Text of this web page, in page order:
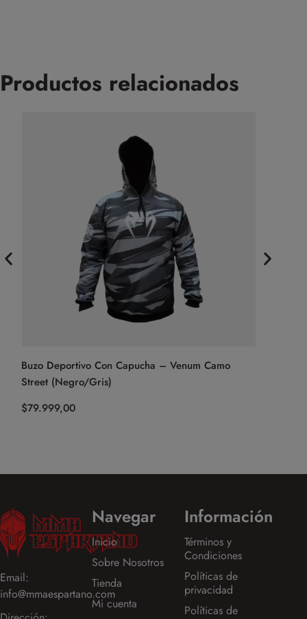
Productos relacionados
Buzo Deportivo Con Capucha – Venum Camo
Street (Negro/Gris)
$79.999,00
Email:
info@mmaespartano.com
Navegar
Inicio
Sobre Nosotros
Tienda
Mi cuenta
Información
Términos y
Condiciones
Políticas de
privacidad
Políticas de